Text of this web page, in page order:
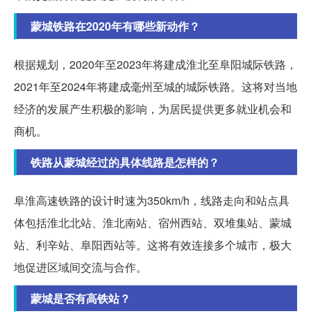
蒙城铁路在2020年有哪些新动作？
根据规划，2020年至2023年将建成淮北至阜阳城际铁路，
2021年至2024年将建成毫州至城的城际铁路。这将对当地
经济的发展产生积极的影响，为居民提供更多就业机会和
商机。
铁路从蒙城经过的具体线路是怎样的？
阜淮高速铁路的设计时速为350km/h，线路走向和站点具
体包括淮北北站、淮北南站、宿州西站、双堆集站、蒙城
站、利辛站、阜阳西站等。这将有效连接多个城市，极大
地促进区域间交流与合作。
蒙城是否有高铁站？